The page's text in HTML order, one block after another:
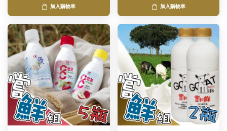
加入購物車 加入購物車